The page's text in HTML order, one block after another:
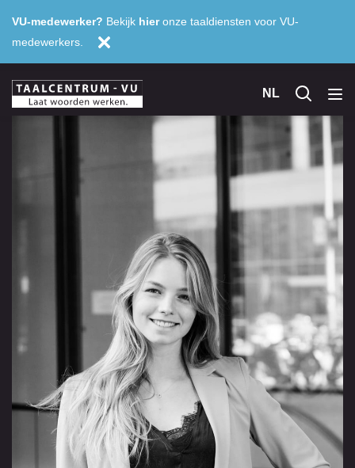
VU-medewerker? Bekijk hieronze taaldiensten voor VU-
medewerkers.
NL